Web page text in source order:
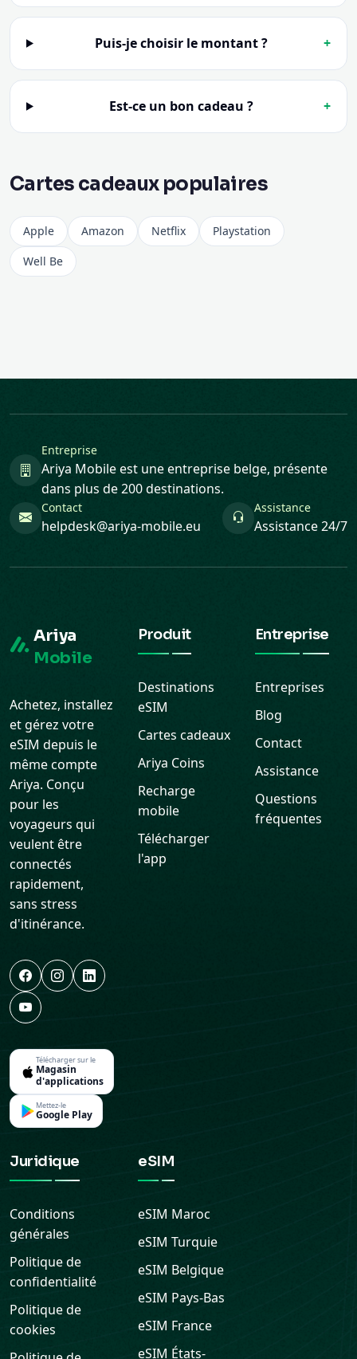
Puis-je choisir le montant ? +
Est-ce un bon cadeau ? +
Cartes cadeaux populaires
Apple Amazon Netflix
Playstation
Well Be
Entreprise
Ariya Mobile est une entreprise belge, présente
dans plus de 200 destinations.
Contact
helpdesk@ariya-mobile.eu
Assistance
Assistance 24/7
Ariya
Mobile
Achetez, installez
et gérez votre
eSIM depuis le
même compte
Ariya. Conçu
pour les
voyageurs qui
veulent être
connectés
rapidement,
sans stress
d'itinérance.
Télécharger sur le
Magasin
d'applications
Mettez-le
Google Play
Produit
Destinations
eSIM
Cartes cadeaux
Ariya Coins
Recharge
mobile
Télécharger
l'app
Entreprise
Entreprises
Blog
Contact
Assistance
Questions
fréquentes
Juridique
Conditions
générales
Politique de
confidentialité
Politique de
cookies
eSIM
eSIM Maroc
eSIM Turquie
eSIM Belgique
eSIM Pays-Bas
eSIM France
eSIM États-